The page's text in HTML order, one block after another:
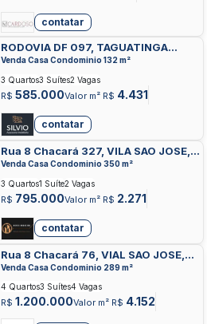
contatar
RODOVIA DF 097, TAGUATINGA
NORTE, TAGUATINGA
Venda Casa Condominio 132 m²
R$ 585.000Valor m² R$ 4.431
3 Quartos3 Suítes2 Vagas
contatar
Rua 8 Chacará 327, VILA SAO JOSE,
TAGUATINGA
Venda Casa Condominio 350 m²
R$ 795.000Valor m² R$ 2.271
3 Quartos1 Suíte2 Vagas
contatar
Rua 8 Chacará 76, VIAL SAO JOSE,
TAGUATINGA
Venda Casa Condominio 289 m²
R$ 1.200.000Valor m² R$ 4.152
4 Quartos3 Suítes4 Vagas